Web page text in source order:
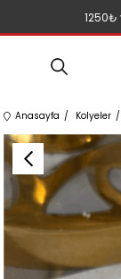
1250₺
Anasayfa Kolyeler